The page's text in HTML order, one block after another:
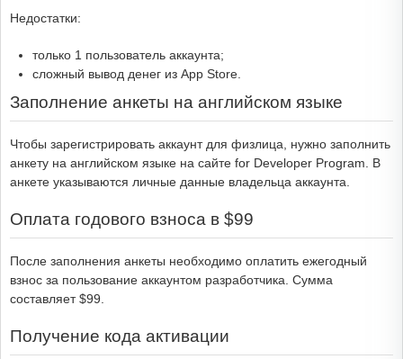
Недостатки:
только 1 пользователь аккаунта;
сложный вывод денег из App Store.
Заполнение анкеты на английском языке
Чтобы зарегистрировать аккаунт для физлица, нужно заполнить
анкету на английском языке на сайте for Developer Program. В
анкете указываются личные данные владельца аккаунта.
Оплата годового взноса в $99
После заполнения анкеты необходимо оплатить ежегодный
взнос за пользование аккаунтом разработчика. Сумма
составляет $99.
Получение кода активации